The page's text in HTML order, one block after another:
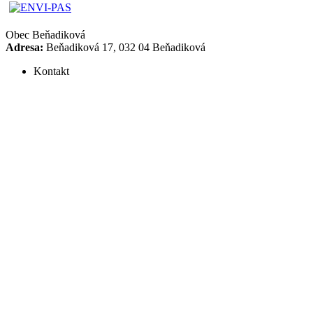
Obec Beňadiková
Adresa: Beňadiková 17, 032 04 Beňadiková
Kontakt